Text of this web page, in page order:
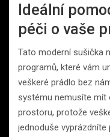
Ideální
péči o vaše
Tato moderní sušička
programů, které vám
veškeré prádlo bez
systému nemusíte mít
prostoru, protože
jednoduše vyprázdníte